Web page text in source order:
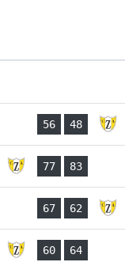
56 48
77 83
67 62
60 64